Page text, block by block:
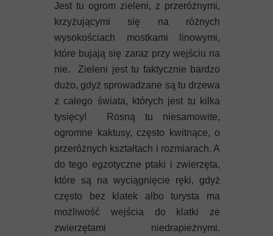
Kreta
Mykeny
Rodos
Samos
Symi
Thasos
Lanzarote
Jest tu ogrom zieleni, z przeróżnymi,
krzyżującymi się na różnych
wysokościach mostkami linowymi,
które bujają się zaraz przy wejściu na
nie. Zieleni jest tu faktycznie bardzo
dużo, gdyż sprowadzane są tu drzewa
z całego świata, których jest tu kilka
tysięcy! Rosną tu niesamowite,
ogromne kaktusy, często kwitnące, o
przeróżnych kształtach i rozmiarach. A
do tego egzotyczne ptaki i zwierzęta,
które są na wyciągnięcie ręki, gdyż
często bez klatek albo turysta ma
możliwość wejścia do klatki ze
zwierzętami niedrapieżnymi.